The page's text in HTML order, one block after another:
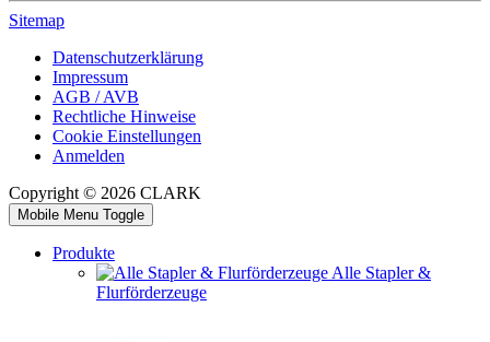
Sitemap
Datenschutzerklärung
Impressum
AGB / AVB
Rechtliche Hinweise
Cookie Einstellungen
Anmelden
Copyright © 2026 CLARK
Mobile Menu Toggle
Produkte
Alle Stapler &
Flurförderzeuge